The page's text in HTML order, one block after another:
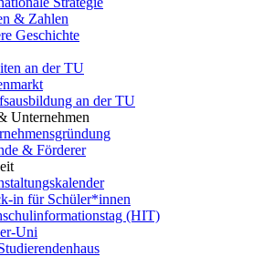
& Zahlen
Geschichte
an der TU
an der TU
Unternehmen
& Förderer
in für Schüler*innen
(HIT)
Uni